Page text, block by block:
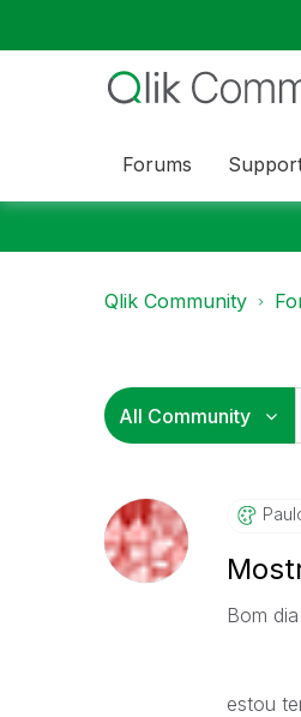
Forums
Qlik Community
Bom
estou